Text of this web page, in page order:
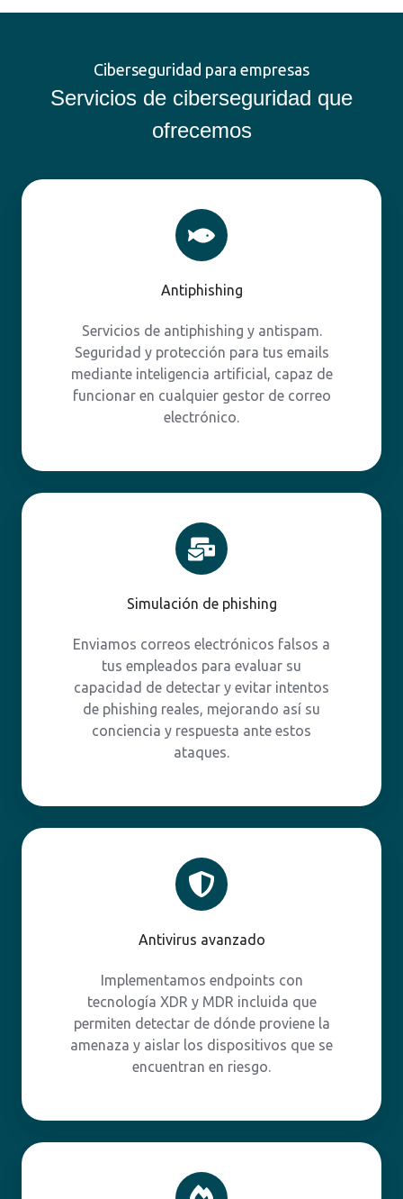
Ciberseguridad para empresas
Servicios de ciberseguridad que
ofrecemos
Antiphishing
Servicios de antiphishing y antispam.
Seguridad y protección para tus emails
mediante inteligencia artificial, capaz de
funcionar en cualquier gestor de correo
electrónico.
Simulación de phishing
Enviamos correos electrónicos falsos a
tus empleados para evaluar su
capacidad de detectar y evitar intentos
de phishing reales, mejorando así su
conciencia y respuesta ante estos
ataques.
de
phishing
Antivirus avanzado
Implementamos endpoints con
tecnología XDR y MDR incluida que
permiten detectar de dónde proviene la
amenaza y aislar los dispositivos que se
encuentran en riesgo.
avanzado